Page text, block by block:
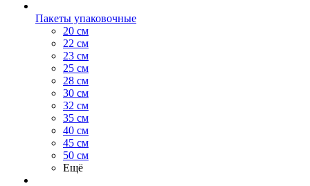
Пакеты упаковочные
20 см
22 см
23 см
25 см
28 см
30 см
32 см
35 см
40 см
45 см
50 см
Ещё